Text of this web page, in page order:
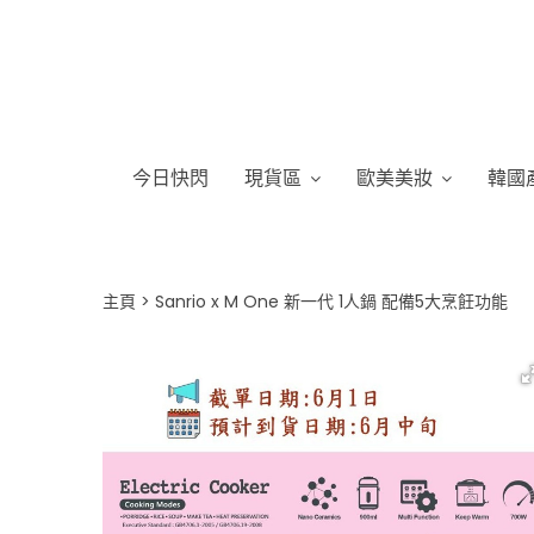
今日快閃 現貨區 歐美美妝 韓國
主頁 Sanrio x M One 新一代 1人鍋 配備5大烹飪功能